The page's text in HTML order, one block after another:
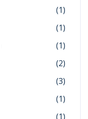
(1)
(1)
(1)
(2)
(3)
(1)
(1)